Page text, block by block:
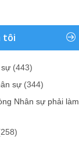
tôi
sự (443)
sự (344)
Nhân sự phải làm